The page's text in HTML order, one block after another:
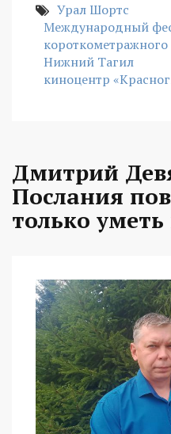
Урал Шортс
Международный
Нижний Тагил
киноцентр
Дмитрий
Послания
только